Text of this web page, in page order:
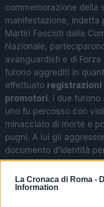
La Cronaca di Roma -
Information
commemorazione della
manifestazione, indetta
Martiri Fascisti dalla
Nazionale,
avanguardisti e di
furono aggrediti in
effettuato registrazioni
promotori. I due
uno fu percosso con
minacciato di morte e
pugni. A lui gli
documento d’identità
tutto allo scopo di
registratonel corso
loro di esercitare il